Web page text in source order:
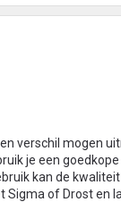
verschil mogen
je een
kan de
Sigma of Drost en